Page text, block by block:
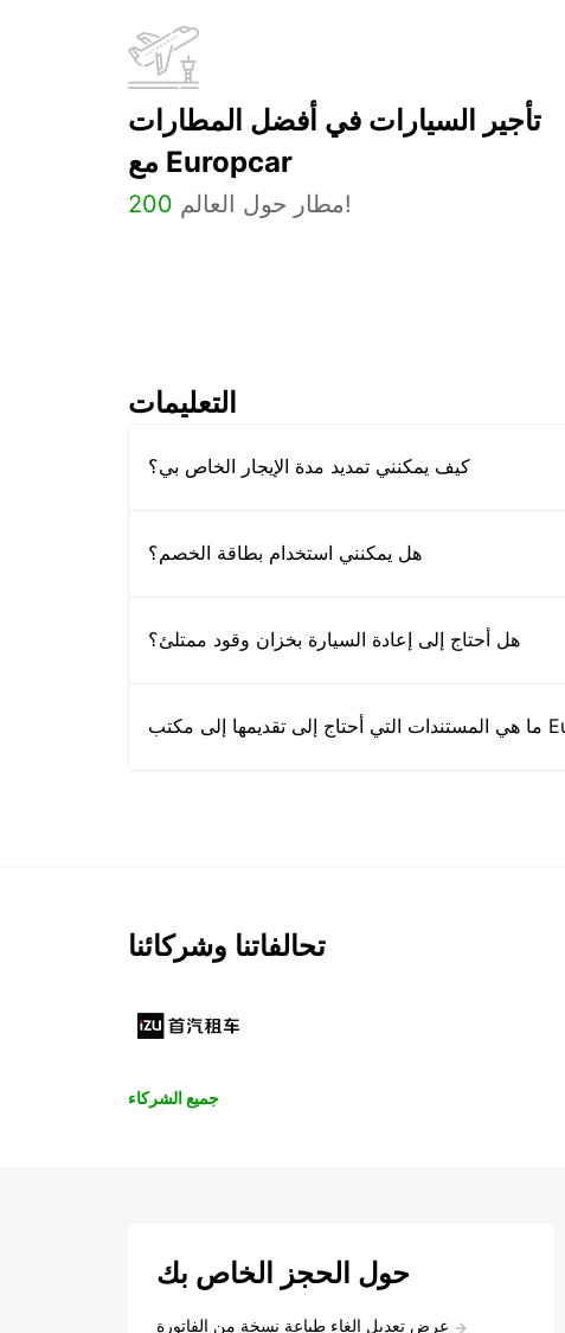
تأجير السيارات في أفضل المطارات
مع Europcar
200 مطار حول العالم!
التعليمات
كيف يمكنني تمديد مدة الإيجار الخاص بي؟
هل يمكنني استخدام بطاقة الخصم؟
هل أحتاج إلى إعادة السيارة بخزان وقود ممتلئ؟
تحالفاتنا وشركائنا
جميع الشركاء
حول الحجز الخاص بك
عرض تعديل إلغاء طباعة نسخة من الفاتورة